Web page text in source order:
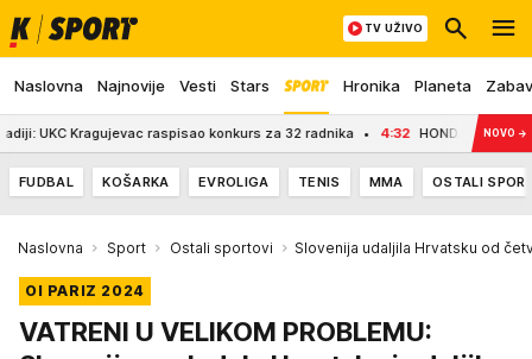
Naslovna Najnovije Vesti Stars Hronika Planeta
TV UŽIVO
Kragujevac raspisao konkurs za 32 radnika 4:32 HONDA DIGLANOVO →
FUDBAL KOŠARKA EVROLIGA TENIS MMA OSTALI
Naslovna Sport Ostali sportovi Slovenija udaljila Hrvatsku od
OI PARIZ 2024
VATRENI U VELIKOM PROBLEMU: